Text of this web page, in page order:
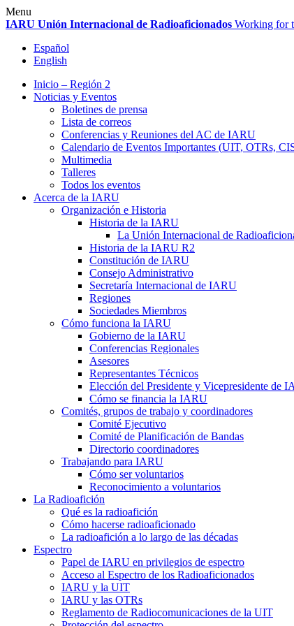
Skip
to
Menu
IARU Unión Internacional de Radioaficionados Working for
Español
English
Inicio – Región 2
Noticias y Eventos
Boletines de prensa
Lista de correos
Conferencias y Reuniones del AC de IARU
Calendario de Eventos Importantes (UIT, OTRs,
Multimedia
Talleres
Todos los eventos
Acerca de la IARU
Organización e Historia
Historia de la IARU
La Unión Internacional de
Historia de la IARU R2
Constitución de IARU
Consejo Administrativo
Secretaría Internacional de IARU
Regiones
Sociedades Miembros
Cómo funciona la IARU
Gobierno de la IARU
Conferencias Regionales
Asesores
Representantes Técnicos
Elección del Presidente y Vicepresidente de
Cómo se financia la IARU
Comités, grupos de trabajo y coordinadores
Comité Ejecutivo
Comité de Planificación de Bandas
Directorio coordinadores
Trabajando para IARU
Cómo ser voluntarios
Reconocimiento a voluntarios
La Radioafición
Qué es la radioafición
Cómo hacerse radioaficionado
La radioafición a lo largo de las décadas
Espectro
Papel de IARU en privilegios de espectro
Acceso al Espectro de los Radioaficionados
IARU y la UIT
IARU y las OTRs
Reglamento de Radiocomunicaciones de la UIT